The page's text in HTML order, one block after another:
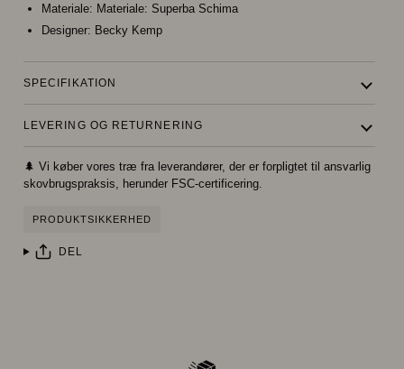
Materiale: Materiale: Superba Schima
Designer: Becky Kemp
SPECIFIKATION
LEVERING OG RETURNERING
🌲 Vi køber vores træ fra leverandører, der er forpligtet til ansvarlig
skovbrugspraksis, herunder FSC-certificering.
PRODUKTSIKKERHED
DEL